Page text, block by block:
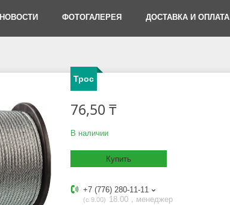
НОВОСТИ ФОТОГАЛЕРЕЯ ДОСТАВКА И ОПЛАТА
Трос
76,50 ₸
В наличии
Купить
+7 (776) 280-11-11
с 9.00 18.00，менеджер